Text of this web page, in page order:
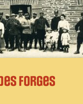
forges